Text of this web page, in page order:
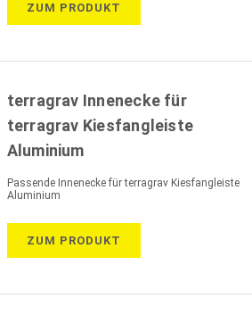
ZUM PRODUKT
terragrav Innenecke für
terragrav Kiesfangleiste
Aluminium
Passende Innenecke für terragrav Kiesfangleiste
Aluminium
ZUM PRODUKT